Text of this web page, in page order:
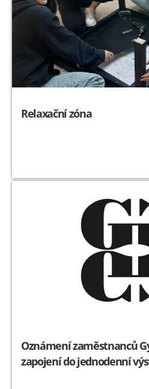
Relaxační zóna
Oznámení zaměstnanců
zapojení do jednodenní